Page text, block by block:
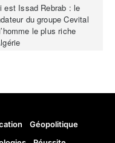
est Issad Rebrab : le
du groupe Cevital
le plus riche
Géopolitique